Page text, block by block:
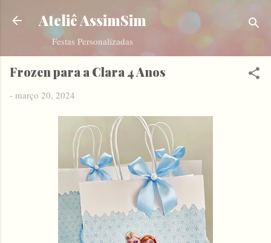
Pular para o conteúdo principal
Ateliê AssimSim
Festas Personalizadas
Frozen para a Clara 4 Anos
- março 20, 2024